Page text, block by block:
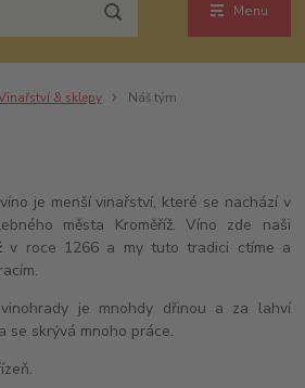
Menu
& sklepy Náš tým
je menší vinařství, které se nachází v
města Kroměříž. Víno zde naši
v roce 1266 a my tuto tradici ctíme a
je mnohdy dřinou a za lahví
se skrývá mnoho práce.